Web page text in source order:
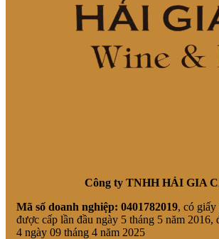
Công ty TNHH HẢI GIA
Mã số doanh nghiệp: 0401782019, có giấy
được cấp lần đầu ngày 5 tháng 5 năm 2016,
4 ngày 09 tháng 4 năm 2025